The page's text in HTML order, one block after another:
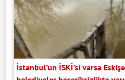
İstanbul’un İSKİ’si varsa